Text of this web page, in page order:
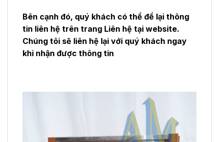
Bên cạnh đó, quý khách có thể để lại thông
tin liên hệ trên trang Liên hệ tại website.
Chúng tôi sẽ liên hệ lại với quý khách ngay
khi nhận được thông tin